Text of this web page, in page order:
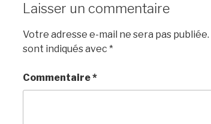
Laisser un commentaire
Votre adresse e-mail ne sera pas publiée.
sont indiqués avec *
Commentaire*